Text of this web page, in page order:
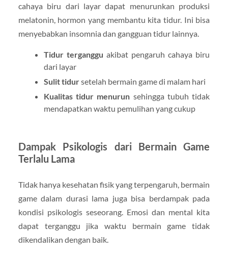
cahaya biru dari layar dapat menurunkan produksi
melatonin, hormon yang membantu kita tidur. Ini bisa
menyebabkan insomnia dan gangguan tidur lainnya.
Tidur terganggu akibat pengaruh cahaya biru
dari layar
Sulit tidursetelah bermain game di malam hari
Kualitas tidur menurun sehingga tubuh tidak
mendapatkan waktu pemulihan yang cukup
Dampak Psikologis dari Bermain Game
Terlalu Lama
Tidak hanya kesehatan fisik yang terpengaruh, bermain
game dalam durasi lama juga bisa berdampak pada
kondisi psikologis seseorang. Emosi dan mental kita
dapat terganggu jika waktu bermain game tidak
dikendalikan dengan baik.